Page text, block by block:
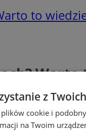
to
Warto
z
cookie i
na Twoim